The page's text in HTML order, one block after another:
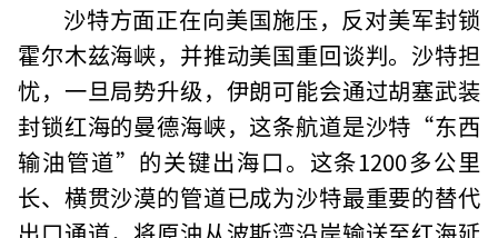
沙特方面正在向美国施压，反对美军封锁
霍尔木兹海峡，并推动美国重回谈判。沙特担
忧，一旦局势升级，伊朗可能会通过胡塞武装
封锁红海的曼德海峡，这条航道是沙特“东西
输油管道”的关键出海口。这条1200多公里
长、横贯沙漠的管道已成为沙特最重要的替代